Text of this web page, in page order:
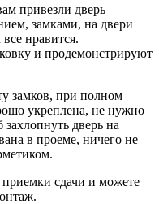
привезли дверь
замками, на двери
нравится.
и продемонстрируют
замков, при полном
укреплена, не нужно
дверь на
в проеме, ничего не
сдачи и можете